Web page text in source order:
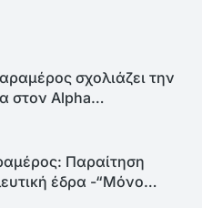
σχολιάζει την
στον Alpha…
Παραίτηση
έδρα -“Μόνο…